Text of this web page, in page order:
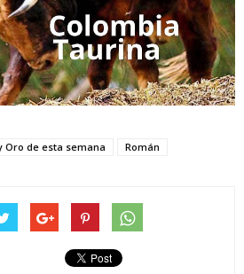
Oro de esta semana Román